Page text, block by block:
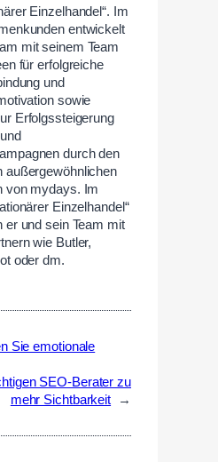
Einzelhandel“. Im
entwickelt
mit seinem Team
für erfolgreiche
und
sowie
Erfolgssteigerung
durch den
außergewöhnlichen
von mydays. Im
Einzelhandel“
er und sein Team mit
wie Butler,
oder dm.
Sie emotionale
SEO-Berater zu
mehr Sichtbarkeit
→